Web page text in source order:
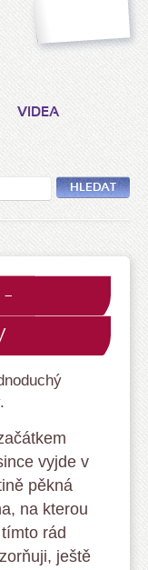
VIDEA
HLEDAT
vyjde v
pěkná
na kterou
rád
ještě